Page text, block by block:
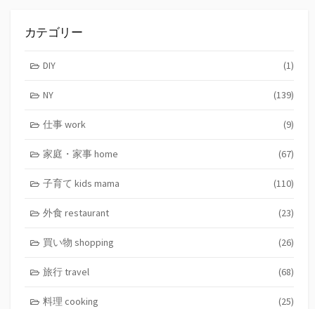
カテゴリー
DIY (1)
NY (139)
仕事 work (9)
家庭・家事 home (67)
子育て kids mama (110)
外食 restaurant (23)
買い物 shopping (26)
旅行 travel (68)
料理 cooking (25)